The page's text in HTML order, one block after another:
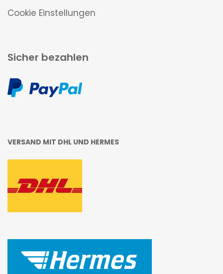
Cookie Einstellungen
Sicher bezahlen
VERSAND MIT DHL UND HERMES